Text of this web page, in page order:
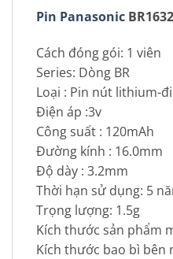
Pin Panasonic
Cách đóng gói: 1 viên
Series: Dòng BR
Loại : Pin nút lithium-
Điện áp :3v
Công suất : 120mAh
Đường kính : 16.0mm
Độ dày : 3.2mm
Thời hạn sử dụng: 5
Trọng lượng: 1.5g
Kích thước sản phẩm
Kích thước bao bì bên